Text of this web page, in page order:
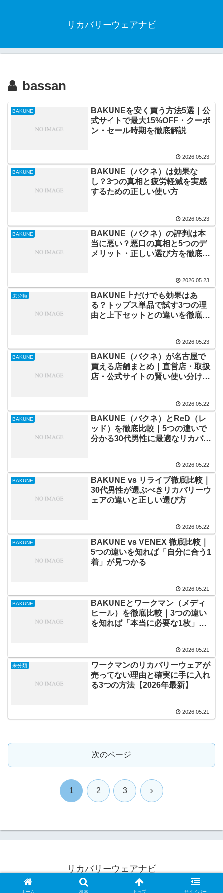
リカバリーウェアナビ
bassan
BAKUNE
BAKUNEを安く買う方法5選｜公
式サイトで最大15%OFF・クーポ
ン・セール時期を徹底解説
2026.05.23
BAKUNE
BAKUNE（バクネ）は効果な
し？3つの真相と疲労軽減を実感
するための正しい使い方
2026.05.23
BAKUNE
BAKUNE（バクネ）の評判は本
当に悪い？悪口の真相と5つのデ
メリット・正しい選び方を徹底解
2026.05.23
未分類
BAKUNE上だけでも効果はあ
る？トップス単品で試す3つの理
由と上下セットとの違いを徹底解
2026.05.23
BAKUNE
BAKUNE（バクネ）が名古屋で
買える店舗まとめ｜直営店・取扱
店・公式サイトの賢い使い分け方
2026.05.22
BAKUNE
BAKUNE（バクネ）とReD（レ
ッド）を徹底比較｜5つの違いで
分かる30代男性に最適なリカバリ
2026.05.22
BAKUNE
BAKUNE vs リライブ徹底比較｜
30代男性が選ぶべきリカバリーウ
ェアの違いと正しい選び方
2026.05.22
BAKUNE
BAKUNE vs VENEX 徹底比較｜
5つの違いを知れば「自分に合う1
着」が見つかる
2026.05.21
BAKUNE
BAKUNEとワークマン（メディ
ヒール）を徹底比較｜3つの違い
を知れば「本当に必要な1枚」が
2026.05.21
未分類
ワークマンのリカバリーウェアが
売ってない理由と確実に手に入れ
る3つの方法【2026年最新】
2026.05.21
次のページ
1 2 3 次
リカバリーウェアナビ
© 2026 リカバリーウェアナビ.
ホーム 検索 トップ サイドバー